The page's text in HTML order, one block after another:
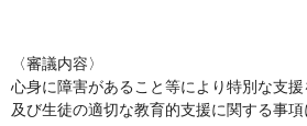
〈審議内容〉
心身に障害があること等により特別な支
及び生徒の適切な教育的支援に関する事項